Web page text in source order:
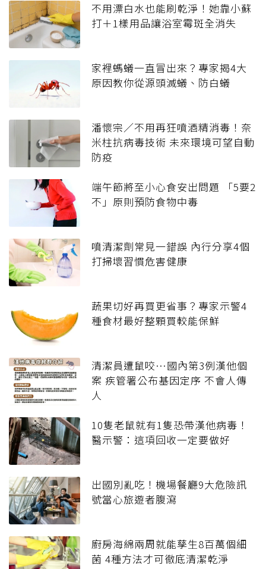
不用漂白水也能刷乾淨！她靠小蘇
打＋1樣用品讓浴室霉斑全消失
家裡螞蟻一直冒出來？專家揭4大
原因教你從源頭滅蟻、防白蟻
潘懷宗／不用再狂噴酒精消毒！奈
米柱抗病毒技術 未來環境可望自動
防疫
端午節將至小心食安出問題 「5要2
不」原則預防食物中毒
噴清潔劑常見一錯誤 內行分享4個
打掃壞習慣危害健康
蔬果切好再買更省事？專家示警4
種食材最好整顆買較能保鮮
清潔員遭鼠咬…國內第3例漢他個
案 疾管署公布基因定序 不會人傳
人
10隻老鼠就有1隻恐帶漢他病毒！
醫示警：這項回收一定要做好
出國別亂吃！機場餐廳9大危險訊
號當心旅遊者腹瀉
廚房海綿兩周就能孳生8百萬個細
菌 4種方法才可徹底清潔乾淨